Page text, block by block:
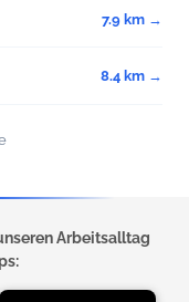
7.9 km →
8.4 km →
Arbeitsalltag